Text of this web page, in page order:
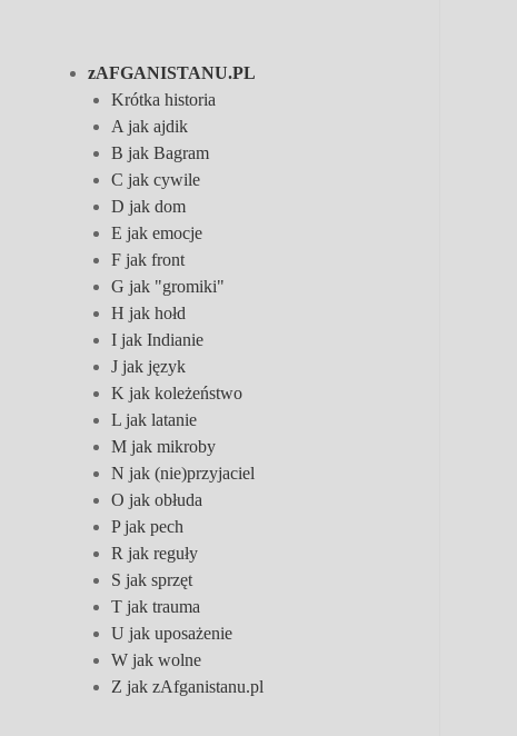
zAFGANISTANU.PL
Krótka historia
A jak ajdik
B jak Bagram
C jak cywile
D jak dom
E jak emocje
F jak front
G jak "gromiki"
H jak hołd
I jak Indianie
J jak język
K jak koleżeństwo
L jak latanie
M jak mikroby
N jak (nie)przyjaciel
O jak obłuda
P jak pech
R jak reguły
S jak sprzęt
T jak trauma
U jak uposażenie
W jak wolne
Z jak zAfganistanu.pl